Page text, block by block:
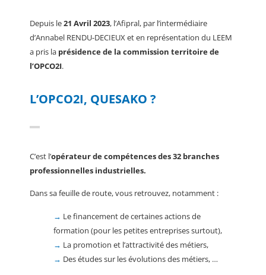
Depuis le21 Avril 2023, l’Afipral, par l’intermédiaire
d’Annabel RENDU-DECIEUX et en représentation du LEEM
a pris la présidence de la commission territoire de
l’OPCO2I.
L’OPCO2I, QUESAKO ?
C’est l’opérateur de compétences des 32 branches
professionnelles industrielles.
Dans sa feuille de route, vous retrouvez, notamment :
→ Le financement de certaines actions de
formation (pour les petites entreprises surtout),
→ La promotion et l’attractivité des métiers,
→ Des études sur les évolutions des métiers, …